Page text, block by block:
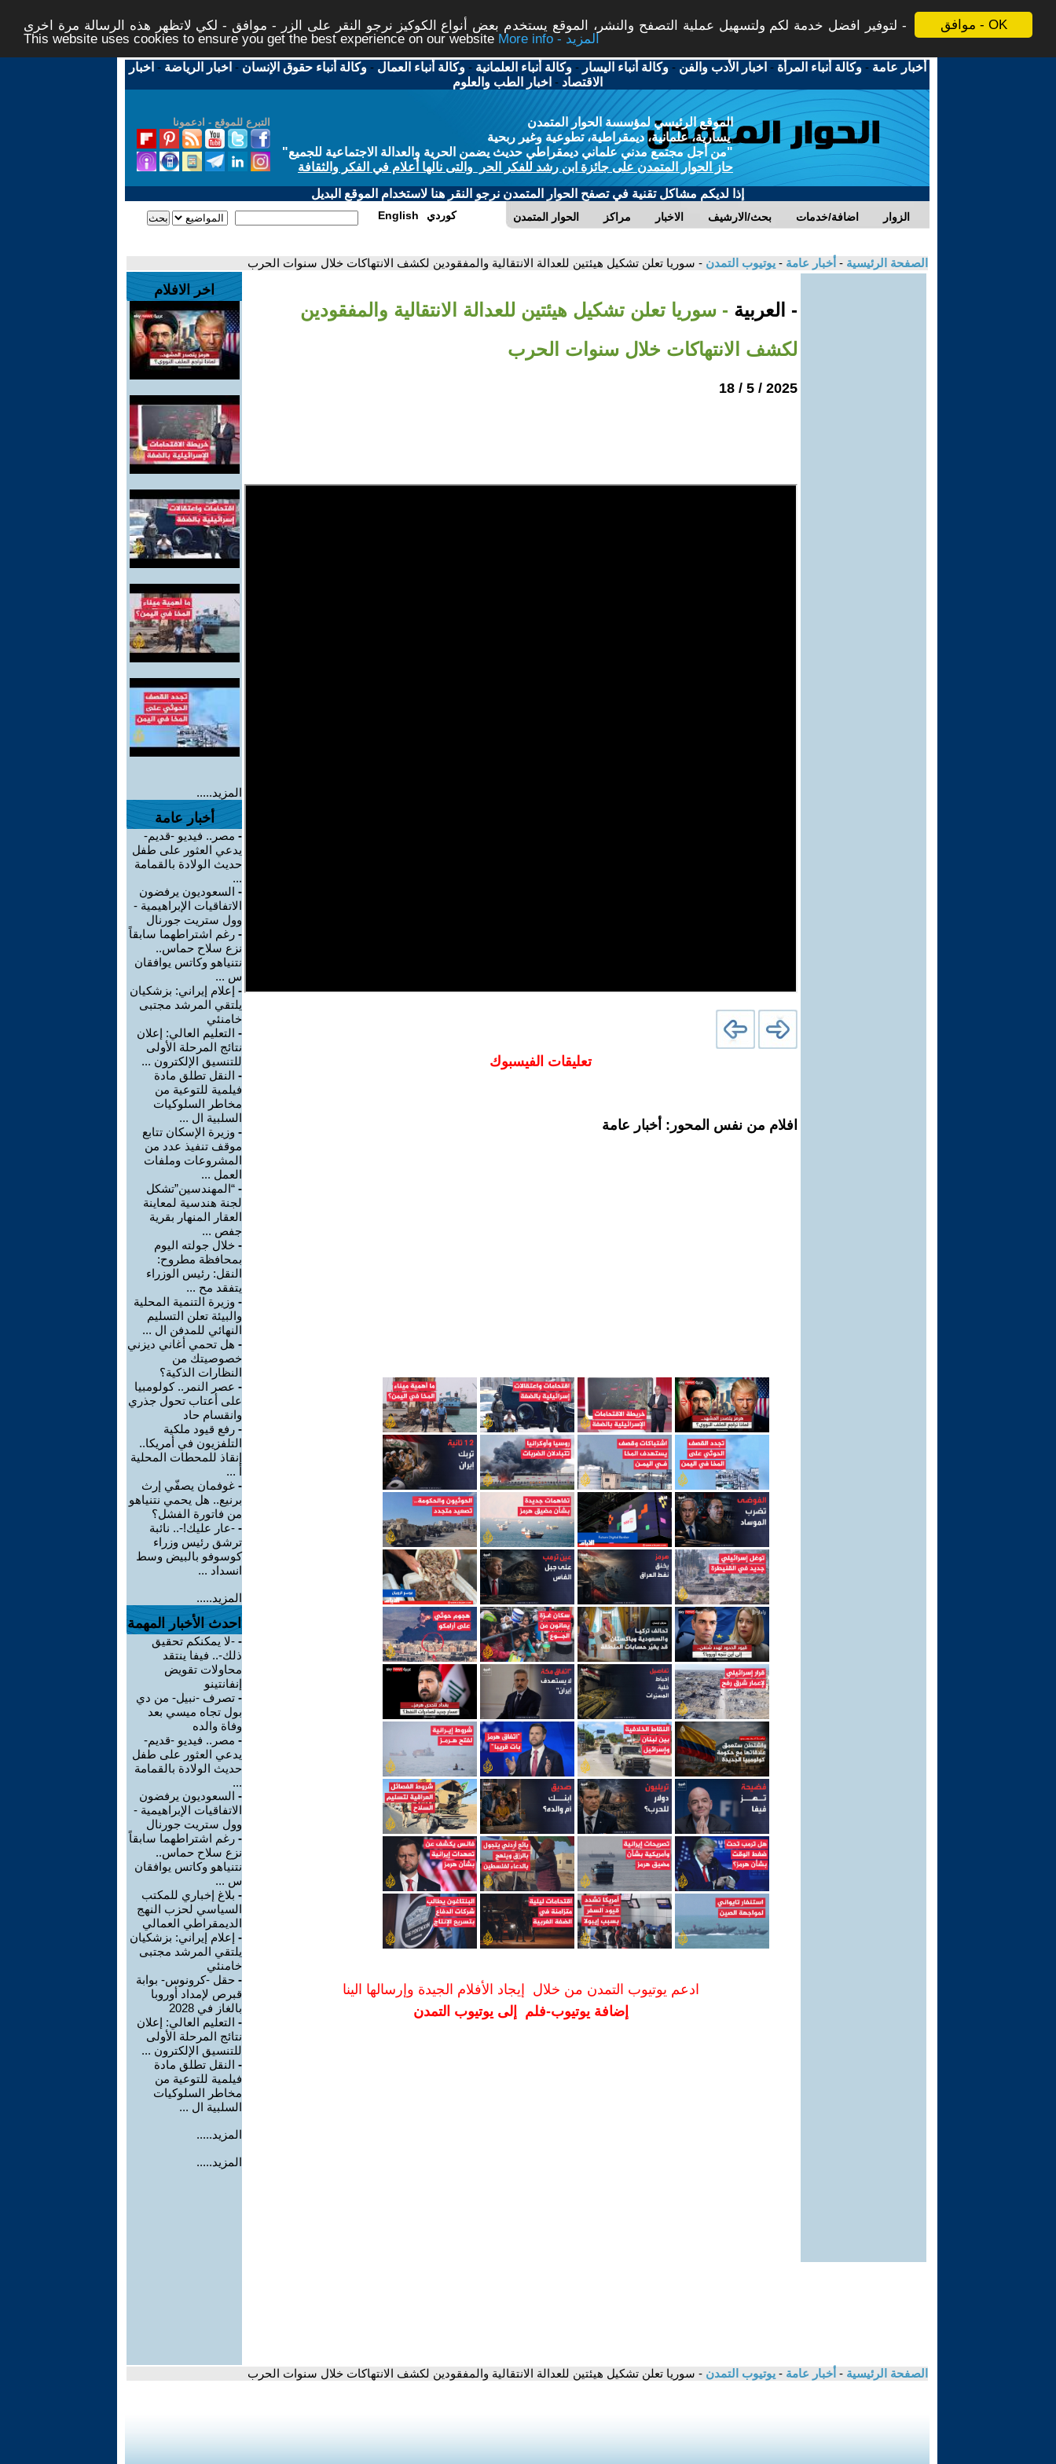
موافق - OK
لتوفير افضل خدمة لكم ولتسهيل عملية التصفح والنشر، الموقع يستخدم بعض أنواع الكوكيز نرجو النقر على الزر - موافق - لكي لاتظهر هذه الرسالة مرة اخرى -
This website uses cookies to ensure you get the best experience on our website
More info - المزيد
أخبار عامة -وكالة أنباء المرأة - اخبار الأدب والفن -وكالة أنباء اليسار -وكالة أنباء العلمانية -وكالة أنباء العمال -وكالة أنباء حقوق الإنسان - اخبار الرياضة - اخبار
الاقتصاد - اخبار الطب والعلوم
التبرع للموقع - ادعمونا
الموقع الرئيسي لمؤسسة الحوار المتمدن
يسارية، علمانية، ديمقراطية، تطوعية وغير ربحية
"من أجل مجتمع مدني علماني ديمقراطي حديث يضمن الحرية والعدالة الاجتماعية للجميع"
حاز الحوار المتمدن على جائزة ابن رشد للفكر الحر والتى نالها أعلام في الفكر والثقافة
إذا لديكم مشاكل تقنية في تصفح الحوار المتمدن نرجو النقر هنا لاستخدام الموقع البديل
الحوار المتمدن مراكز الاخبار بحث/الارشيف اضافة/خدمات الزوار English كوردي
الصفحة الرئيسية - أخبار عامة - يوتيوب التمدن - سوريا تعلن تشكيل هيئتين للعدالة الانتقالية والمفقودين لكشف الانتهاكات خلال سنوات الحرب
- العربية - سوريا تعلن تشكيل هيئتين للعدالة الانتقالية والمفقودين
لكشف الانتهاكات خلال سنوات الحرب
2025 / 5 / 18
تعليقات الفيسبوك
افلام من نفس المحور: أخبار عامة
ادعم يوتيوب التمدن من خلال إيجاد الأفلام الجيدة وإرسالها الينا
إضافة يوتيوب-فلم إلى يوتيوب التمدن
اخر الافلام
المزيد.....
أخبار عامة
- مصر.. فيديو -قديم-
يدعي العثور على طفل
حديث الولادة بالقمامة
...
- السعوديون يرفضون
الاتفاقيات الإبراهيمية -
وول ستريت جورنال
- رغم اشتراطهما سابقاً
نزع سلاح حماس..
نتنياهو وكاتس يوافقان
س ...
- إعلام إيراني: بزشكيان
يلتقي المرشد مجتبى
خامنئي
- التعليم العالي: إعلان
نتائج المرحلة الأولى
للتنسيق الإلكترون ...
- النقل تطلق مادة
فيلمية للتوعية من
مخاطر السلوكيات
السلبية ال ...
- وزيرة الإسكان تتابع
موقف تنفيذ عدد من
المشروعات وملفات
العمل ...
- “المهندسين”تشكل
لجنة هندسية لمعاينة
العقار المنهار بقرية
جفص ...
- خلال جولته اليوم
بمحافظة مطروح:
النقل: رئيس الوزراء
يتفقد مح ...
- وزيرة التنمية المحلية
والبيئة تعلن التسليم
النهائي للمدفن ال ...
- هل تحمي أغاني ديزني
خصوصيتك من
النظارات الذكية؟
- عصر النمر.. كولومبيا
على أعتاب تحول جذري
وانقسام حاد
- رفع قيود ملكية
التلفزيون في أمريكا..
إنقاذ للمحطات المحلية
أ ...
- غوفمان يصفّي إرث
برنيع.. هل يحمي نتنياهو
من فاتورة الفشل؟
- -عار عليك!-.. نائبة
ترشق رئيس وزراء
كوسوفو بالبيض وسط
انسداد ...
المزيد.....
احدث الأخبار المهمة
- -لا يمكنكم تحقيق
ذلك-.. فيفا ينتقد
محاولات تقويض
إنفانتينو
- تصرف -نبيل- من دي
بول تجاه ميسي بعد
وفاة والده
- مصر.. فيديو -قديم-
يدعي العثور على طفل
حديث الولادة بالقمامة
...
- السعوديون يرفضون
الاتفاقيات الإبراهيمية -
وول ستريت جورنال
- رغم اشتراطهما سابقاً
نزع سلاح حماس..
نتنياهو وكاتس يوافقان
س ...
- بلاغ إخباري للمكتب
السياسي لحزب النهج
الديمقراطي العمالي
- إعلام إيراني: بزشكيان
يلتقي المرشد مجتبى
خامنئي
- حقل -كرونوس- بوابة
قبرص لإمداد أوروبا
بالغاز في 2028
- التعليم العالي: إعلان
نتائج المرحلة الأولى
للتنسيق الإلكترون ...
- النقل تطلق مادة
فيلمية للتوعية من
مخاطر السلوكيات
السلبية ال ...
المزيد.....
المزيد.....
الصفحة الرئيسية - أخبار عامة - يوتيوب التمدن - سوريا تعلن تشكيل هيئتين للعدالة الانتقالية والمفقودين لكشف الانتهاكات خلال سنوات الحرب